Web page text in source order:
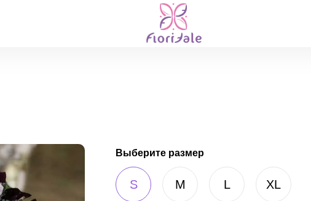
Выберите размер
S M L XL